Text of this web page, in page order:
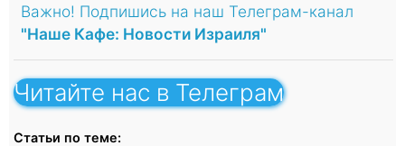
Важно! Подпишись на наш Телеграм-канал
"Наше Кафе: Новости Израиля"
Читайте нас в Телеграм
Статьи по теме: